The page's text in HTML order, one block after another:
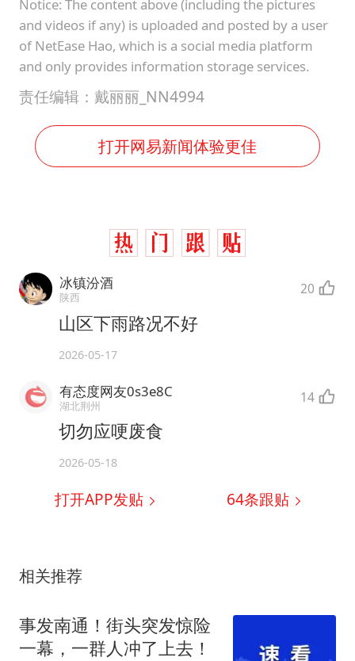
Notice: The content above (including the pictures
and videos if any) is uploaded and posted by a user
of NetEase Hao, which is a social media platform
and only provides information storage services.
责任编辑：戴丽丽_NN4994
打开网易新闻体验更佳
冰镇汾酒
陕西 20
山区下雨路况不好
2026-05-17
有态度网友0s3e8C
湖北荆州 14
切勿应哽废食
2026-05-18
打开APP发贴 64条跟贴
相关推荐
事发南通！街头突发惊险
一幕，一群人冲了上去！